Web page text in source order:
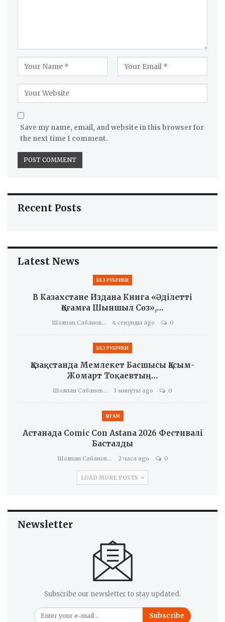
Save my name, email, and website in this browser for
the next time I comment.
Recent Posts
Latest News
БЕЗ РУБРИКИ
В Казахстане Издана Книга «Әділетті
Қоғамға Шыншыл Сөз»,…
Шолпан Сабанова 4 секунды ago 0
БЕЗ РУБРИКИ
Қазақстанда Мемлекет Басшысы Қасым-
Жомарт Тоқаевтың…
Шолпан Сабанова 3 минуты ago 0
ҚОҒАМ
Астанада Comic Con Astana 2026 Фестивалі
Басталды
Шолпан Сабанова 2 часа ago 0
LOAD MORE POSTS
Newsletter
Subscribe our newsletter to stay updated.
Subscribe